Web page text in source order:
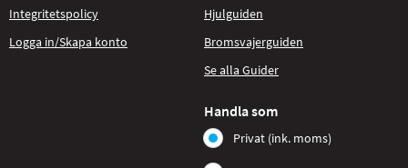
Integritetspolicy
Logga in/Skapa konto
Hjulguiden
Bromsvajerguiden
Se alla Guider
Handla som
Privat (ink. moms)